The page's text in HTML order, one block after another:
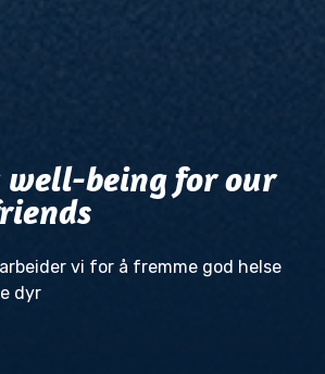
being for our
arbeider vi for å fremme god helse
dyr